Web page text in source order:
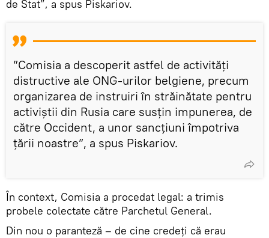
de Stat”, a spus Piskariov.
”Comisia a descoperit astfel de activități
distructive ale ONG-urilor belgiene, precum
organizarea de instruiri în străinătate pentru
activiștii din Rusia care susțin impunerea, de
către Occident, a unor sancțiuni împotriva
țării noastre”, a spus Piskariov.
În context, Comisia a procedat legal: a trimis
probele colectate către Parchetul General.
Din nou o paranteză – de cine credeți că erau